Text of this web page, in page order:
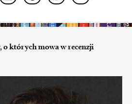
o których mowa w recenzji